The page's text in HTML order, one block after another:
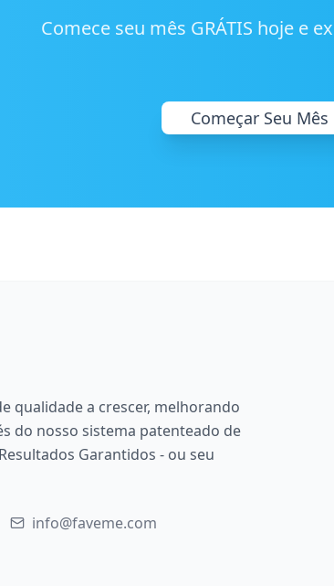
Comece seu mês GRÁTIS hoje e
Começar Seu Mês
qualidade a crescer, melhorando
do nosso sistema patenteado de
Garantidos - ou seu
info@faveme.com